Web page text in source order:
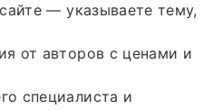
— указываете тему,
от авторов с ценами и
специалиста и